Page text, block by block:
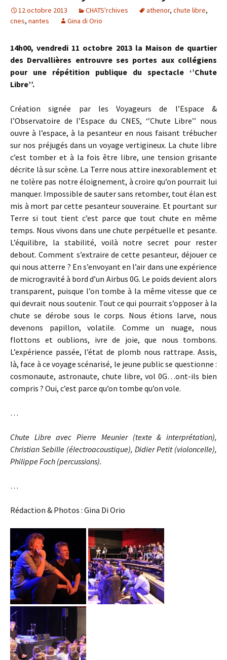
12 octobre 2013 CHATS'rchives athenor, chute libre,
cnes, nantes Gina di Orio
14h00, vendredi 11 octobre 2013 la Maison de quartier
des Dervallières entrouvre ses portes aux collégiens
pour une répétition publique du spectacle ‘’Chute
Libre’’.
Création signée par les Voyageurs de l’Espace &
l’Observatoire de l’Espace du CNES, ‘’Chute Libre’’ nous
ouvre à l’espace, à la pesanteur en nous faisant trébucher
sur nos préjugés dans un voyage vertigineux. La chute libre
c’est tomber et à la fois être libre, une tension grisante
décrite là sur scène. La Terre nous attire inexorablement et
ne tolère pas notre éloignement, à croire qu’on pourrait lui
manquer. Impossible de sauter sans retomber, tout élan est
mis à mort par cette pesanteur souveraine. Et pourtant sur
Terre si tout tient c’est parce que tout chute en même
temps. Nous vivons dans une chute perpétuelle et pesante.
L’équilibre, la stabilité, voilà notre secret pour rester
debout. Comment s’extraire de cette pesanteur, déjouer ce
qui nous atterre ? En s’envoyant en l’air dans une expérience
de microgravité à bord d’un Airbus 0G. Le poids devient alors
transparent, puisque l’on tombe à la même vitesse que ce
qui devrait nous soutenir. Tout ce qui pourrait s’opposer à la
chute se dérobe sous le corps. Nous étions larve, nous
devenons papillon, volatile. Comme un nuage, nous
flottons et oublions, ivre de joie, que nous tombons.
L’expérience passée, l’état de plomb nous rattrape. Assis,
là, face à ce voyage scénarisé, le jeune public se questionne :
cosmonaute, astronaute, chute libre, vol 0G…ont-ils bien
compris ? Oui, c’est parce qu’on tombe qu’on vole.
…
Chute Libre avec Pierre Meunier (texte & interprétation),
Christian Sebille (électroacoustique), Didier Petit (violoncelle),
Philippe Foch (percussions).
…
Rédaction & Photos : Gina Di Orio